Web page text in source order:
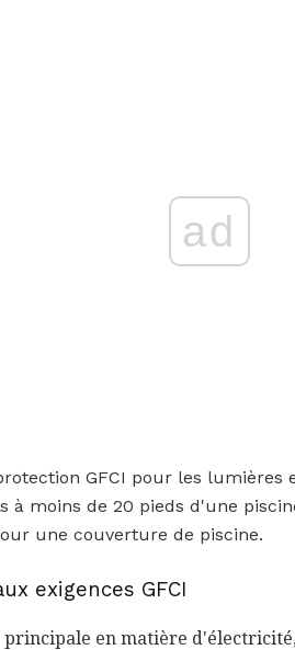
ad
GFCI pour les lumières
à moins de 20 pieds d'une
une couverture de piscine.
exigences GFCI
principale en matière